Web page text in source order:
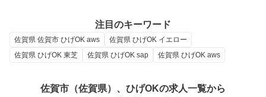
注目のキーワード
佐賀県 佐賀市 ひげOK aws
佐賀県 ひげOK イエロー
佐賀県 ひげOK 東芝
佐賀県 ひげOK sap 佐賀県 ひげOK aws
佐賀市（佐賀県）、ひげOKの求人一覧から